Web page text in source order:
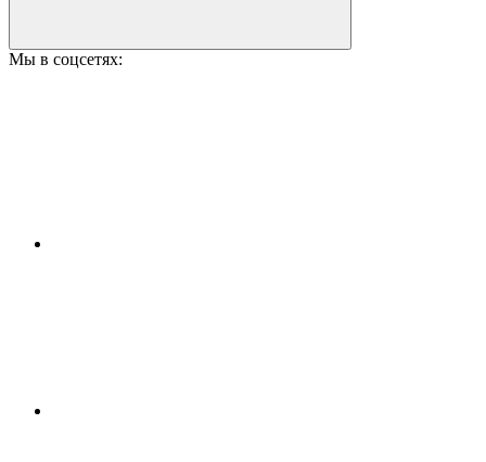
Мы в соцсетях: